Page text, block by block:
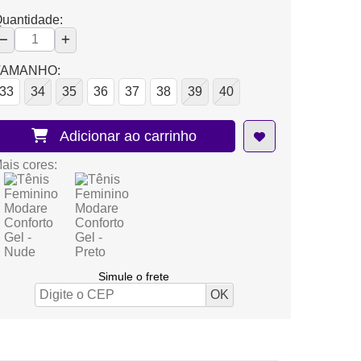
33
34 35 36 37 38 39 40
Adicionar ao carrinho
cores:
Simule o frete